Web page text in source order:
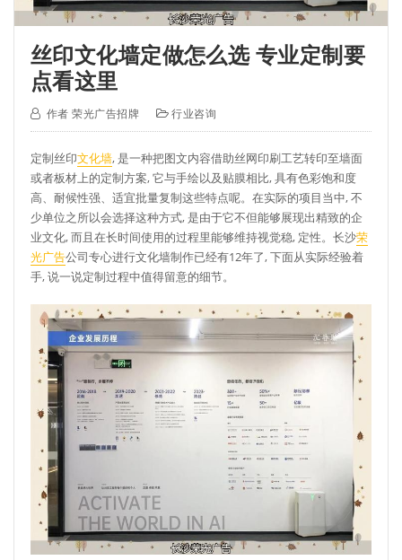
丝印文化墙定做怎么选 专业定制要
点看这里
作者荣光广告招牌 行业咨询
定制丝印文化墙, 是一种把图文内容借助丝网印刷工艺转印至墙面
或者板材上的定制方案, 它与手绘以及贴膜相比, 具有色彩饱和度
高、耐候性强、适宜批量复制这些特点呢。在实际的项目当中, 不
少单位之所以会选择这种方式, 是由于它不但能够展现出精致的企
业文化, 而且在长时间使用的过程里能够维持视觉稳, 定性。长沙荣
光广告公司专心进行文化墙制作已经有12年了, 下面从实际经验着
手, 说一说定制过程中值得留意的细节。